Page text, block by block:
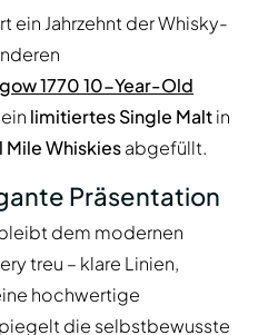
ein Jahrzehnt der Whisky-
1770 10-Year-Old
limitiertes Single Maltin
Mile Whiskiesabgefüllt.
Präsentation
dem modernen
treu – klare Linien,
hochwertige
die selbstbewusste